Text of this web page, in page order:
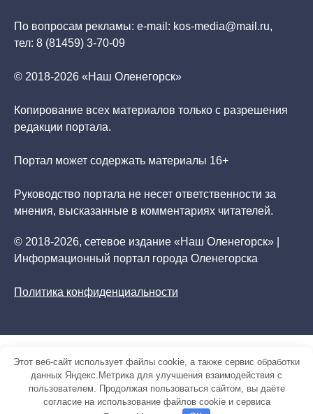
По вопросам рекламы: e-mail: kos-media@mail.ru,
тел: 8 (81459) 3-70-09
© 2018-2026 «Наш Оленегорск»
Копирование всех материалов только с разрешения
редакции портала.
Портал может содержать материалы 16+
Руководство портала не несет ответственности за
мнения, высказанные в комментариях читателей.
© 2018-2026, сетевое издание «Наш Оленегорск» |
Информационный портал города Оленегорска
Политика конфиденциальности
Этот веб-сайт использует файлы cookie, а также сервис обработки
данных Яндекс.Метрика для улучшения взаимодействия с
пользователем. Продолжая пользоваться сайтом, вы даёте
согласие на использование файлов cookie и сервиса